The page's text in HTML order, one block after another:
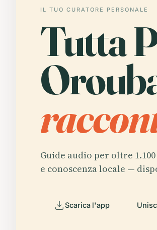
IL TUO CURATORE PERSONALE
Tutta
Guide audio per oltre
e conoscenza locale —
Scarica l'app